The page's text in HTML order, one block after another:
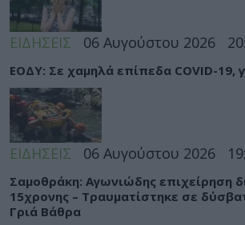
ΕΙΔΗΣΕΙΣ 06 Αυγούστου 2026
ΕΟΔΥ: Σε χαμηλά επίπεδα COVID-19,
ΕΙΔΗΣΕΙΣ 06 Αυγούστου 2026
Σαμοθράκη: Αγωνιώδης επιχείρηση
15χρονης – Τραυματίστηκε σε
Γριά Βάθρα